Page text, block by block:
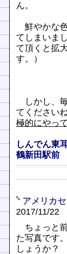
ん。
鮮やかな
てしまいま
て頂くと拡
す。）
しかし、
てください
極的にやっ
しんでん東
鶴新田駅前
アメリカ
2017/11/22
ちょっと
た写真です
しょうか？